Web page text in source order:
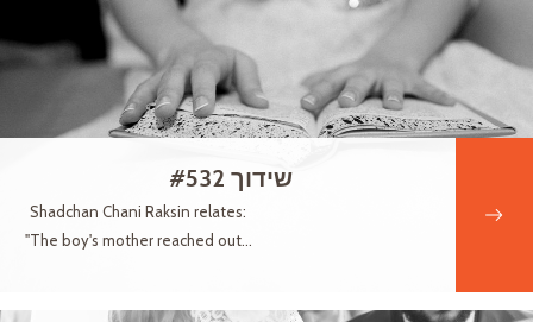
שידוך #532
Shadchan Chani Raksin relates:
"The boy's mother reached out...